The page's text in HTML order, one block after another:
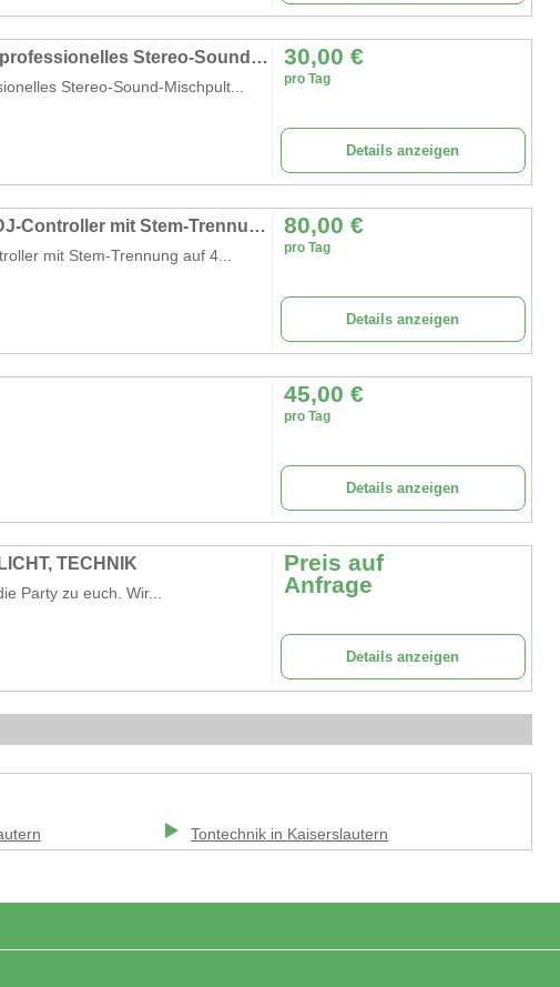
Studiomixer Live Mixer 12-Kanal DJ professionelles Stereo-Sound-Mischpult Bluetooth USB
Stereo-Sound-Mischpult...
30,00 €
pro Tag
Details anzeigen
DJ Controller Prime 4+ Standalone-DJ-Controller mit Stem-Trennung auf 4 Decks WiFi-Streaming
mit Stem-Trennung auf 4...
80,00 €
pro Tag
Details anzeigen
45,00 €
pro Tag
Details anzeigen
TECHNIK
Party zu euch. Wir...
Preis auf
Anfrage
Details anzeigen
Tontechnik in Kaiserslautern